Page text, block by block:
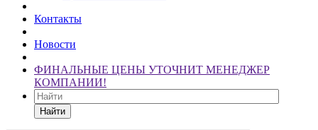
Контакты
Новости
ФИНАЛЬНЫЕ ЦЕНЫ УТОЧНИТ МЕНЕДЖЕР
КОМПАНИИ!
Найти